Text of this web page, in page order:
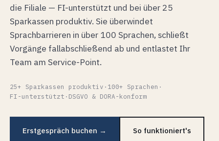
die Filiale — FI-unterstützt und bei über 25
Sparkassen produktiv. Sie überwindet
Sprachbarrieren in über 100 Sprachen, schließt
Vorgänge fallabschließend ab und entlastet Ihr
Team am Service-Point.
25+ Sparkassen produktiv · 100+ Sprachen ·
FI-unterstützt · DSGVO & DORA-konform
Erstgespräch buchen → So funktioniert's